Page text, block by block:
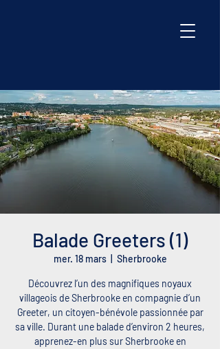
Balade Greeters (1)
mer. 18 mars
  |
Sherbrooke
Découvrez l’un des magnifiques noyaux
villageois de Sherbrooke en compagnie d’un
Greeter, un citoyen-bénévole passionnée par
sa ville. Durant une balade d’environ 2 heures,
apprenez-en plus sur Sherbrooke en